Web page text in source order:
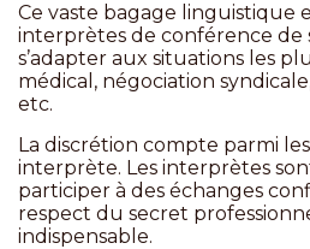
Ce vaste bagage linguistique
interprètes de conférence de
s’adapter aux situations les
médical, négociation
etc.
La discrétion compte parmi
interprète. Les interprètes
participer à des échanges
respect du secret
indispensable.